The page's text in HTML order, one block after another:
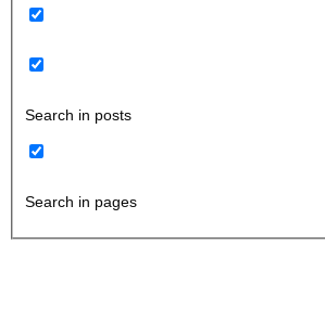
Search in posts
Search in pages